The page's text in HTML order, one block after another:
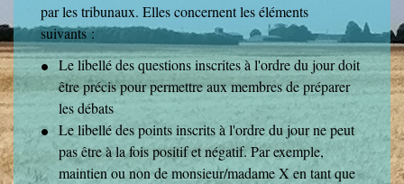
par les tribunaux. Elles concernent les éléments
suivants :
Le libellé des questions inscrites à l'ordre du jour doit
être précis pour permettre aux membres de préparer
les débats
Le libellé des points inscrits à l'ordre du jour ne peut
pas être à la fois positif et négatif. Par exemple,
maintien ou non de monsieur/madame X en tant que